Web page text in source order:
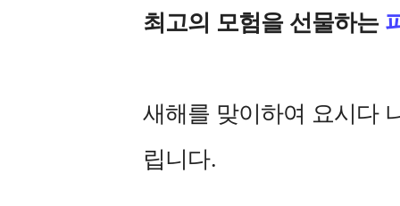
최고의 모험을 선물하는
새해를 맞이하여 요시다
립니다.